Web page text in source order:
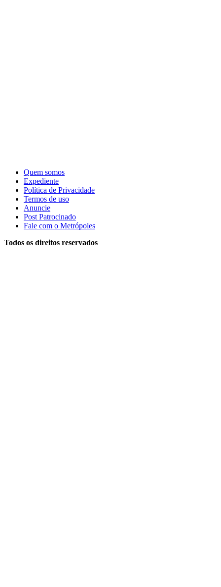
Quem somos
Expediente
Política de Privacidade
Termos de uso
Anuncie
Post Patrocinado
Fale com o Metrópoles
Todos os direitos reservados